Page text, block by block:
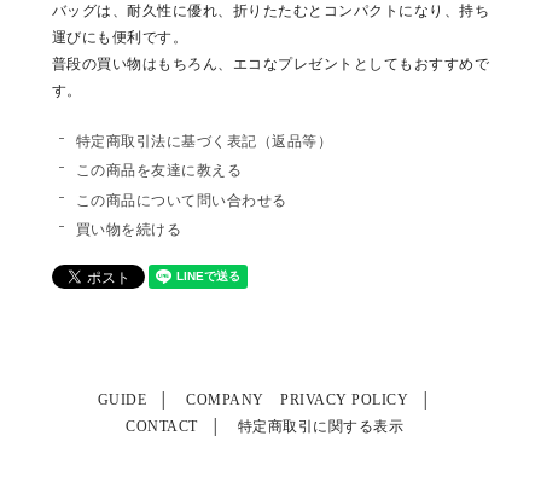
バッグは、耐久性に優れ、折りたたむとコンパクトになり、持ち
運びにも便利です。
普段の買い物はもちろん、エコなプレゼントとしてもおすすめで
す。
特定商取引法に基づく表記（返品等）
この商品を友達に教える
この商品について問い合わせる
買い物を続ける
GUIDE COMPANY
PRIVACY POLICY
CONTACT
特定商取引に関する表示